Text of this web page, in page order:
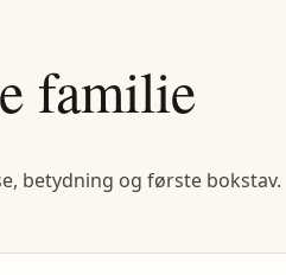
familie
betydning og første bokstav.